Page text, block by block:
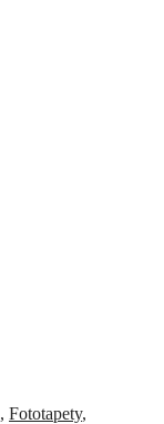
, Fototapety,